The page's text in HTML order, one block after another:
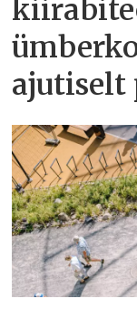
ajutiselt